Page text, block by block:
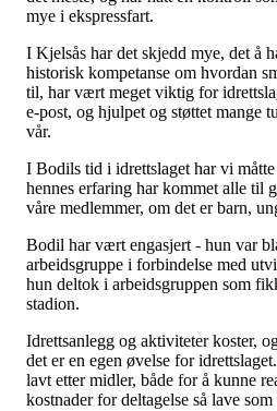
mye i ekspressfart.
I Kjelsås har det skjedd mye, det å
historisk kompetanse om hvordan
til, har vært meget viktig for
e-post, og hjulpet og støttet mange
vår.
I Bodils tid i idrettslaget har vi
hennes erfaring har kommet alle til
våre medlemmer, om det er barn,
Bodil har vært engasjert - hun var
arbeidsgruppe i forbindelse med
hun deltok i arbeidsgruppen som
stadion.
Idrettsanlegg og aktiviteter koster,
det er en egen øvelse for
lavt etter midler, både for å kunne
kostnader for deltagelse så lave